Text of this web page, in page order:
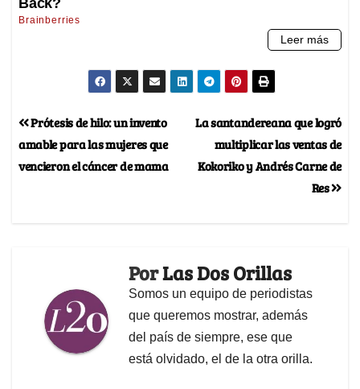
La santandereana que logró
multiplicar las ventas de
Kokoriko y Andrés Carne de
Res
Prótesis de hilo: un invento
amable para las mujeres que
vencieron el cáncer de mama
PorLas Dos Orillas
Somos un equipo de periodistas
que queremos mostrar, además
del país de siempre, ese que
está olvidado, el de la otra orilla.